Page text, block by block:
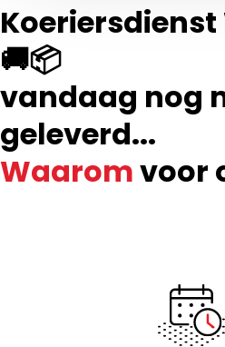
🚚📦
vandaag nog
geleverd...
Waaromvoor